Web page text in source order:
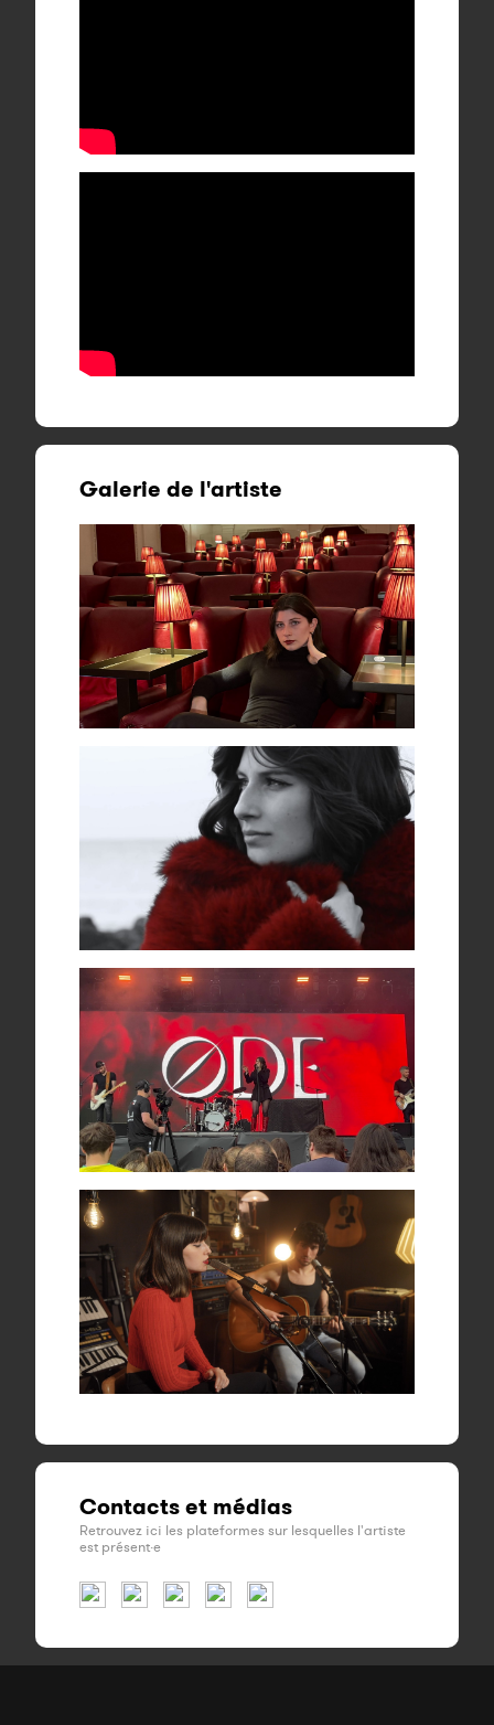
Galerie de l'artiste
Contacts et médias
Retrouvez ici les plateformes sur lesquelles l'artiste
est présent·e